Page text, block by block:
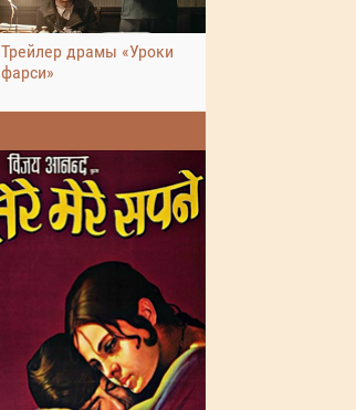
Трейлер драмы «Уроки
фарси»